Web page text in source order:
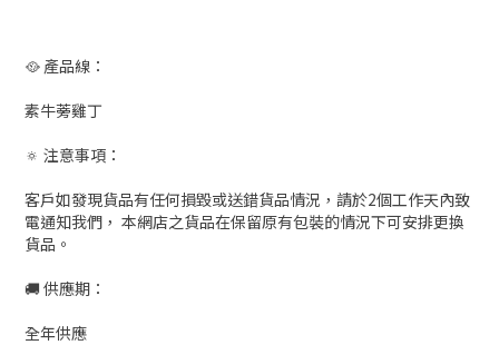
🥘 產品線：
素牛蒡雞丁
🔅 注意事項：
客戶如發現貨品有任何損毀或送錯貨品情況，請於2個工作天內致
電通知我們， 本網店之貨品在保留原有包裝的情況下可安排更換
貨品。
🚚 供應期：
全年供應